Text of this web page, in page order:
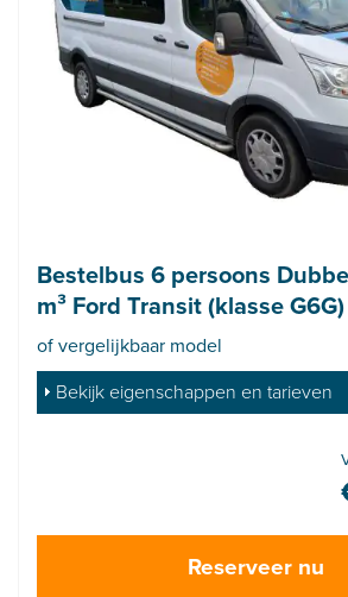
Bestelbus 6 persoons
m³ Ford Transit (klasse G6G)
of vergelijkbaar model
Bekijk eigenschappen en tarieven
Reserveer nu